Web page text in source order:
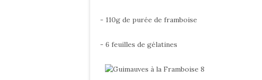
- 110g de purée de framboise
- 6 feuilles de gélatines